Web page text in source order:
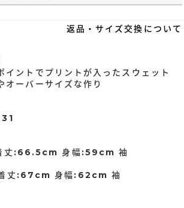
返品・サイズ交換について
イントでプリントが入ったスウェット
オーバーサイズな作り
丈:66.5cm 身幅:59cm 袖
丈:67cm 身幅:62cm 袖